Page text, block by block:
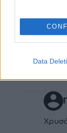
Data
όμως